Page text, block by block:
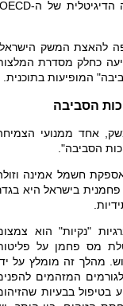
הדיגיטלית של הOECD-
להאצת המשק
כחלק מסדרת
המופיעות בתוכנית.
הסביבה
אחד ממנועי
הסביבה".
אספקת חשמל אמינה
בישראל היא
"נקיות" הוא
מס פחמן על
מהלך זה מומלץ על
המזהמים
בטיפול בבעיות